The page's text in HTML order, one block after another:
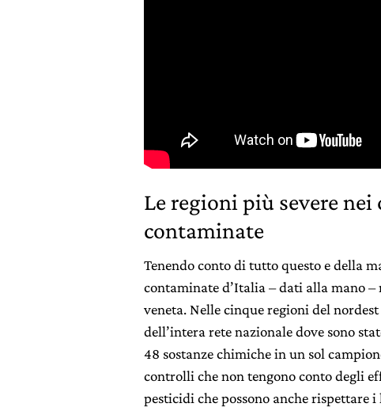
Le regioni più severe
contaminate
Tenendo conto di tutto questo e della
contaminate d’Italia – dati alla mano
veneta. Nelle cinque regioni del
dell’intera rete nazionale dove sono
48 sostanze chimiche in un sol
controlli che non tengono conto degli
pesticidi che possono anche rispettare